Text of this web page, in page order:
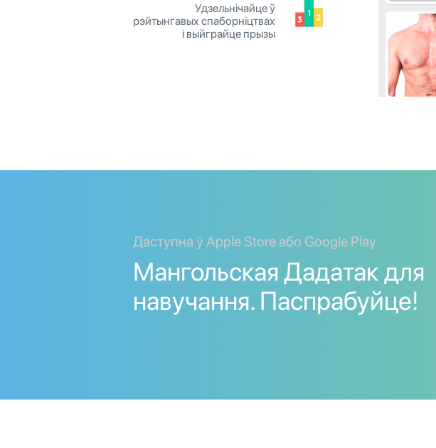
Удзельнічайце ў
рэйтынгавых спаборніцтвах
і выйграйце прызы
Даступна ў Apple Store або Google Play
Мангольская Дадатак для
навучання. Паспрабуйце!